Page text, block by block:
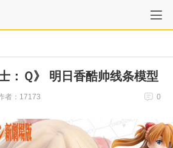
：Ｑ》 明日香酷帅线条模型
者：17173 0